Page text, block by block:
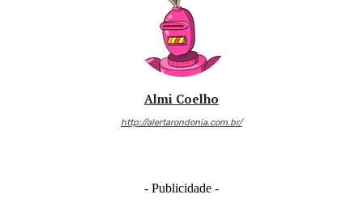
Almi Coelho
http://alertarondonia.com.br/
- Publicidade -